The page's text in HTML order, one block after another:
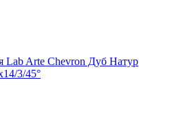
Lab Arte Chevron Дуб Натур
3/45°